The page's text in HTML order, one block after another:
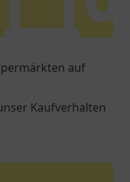
auf
Kaufverhalten